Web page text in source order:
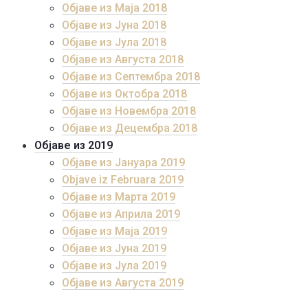
Објаве из Маја 2018
Објаве из Јуна 2018
Објаве из Јула 2018
Објаве из Августа 2018
Објаве из Септембра 2018
Објаве из Октобра 2018
Објаве из Новембра 2018
Објаве из Децембра 2018
Објаве из 2019
Објаве из Јануара 2019
Objave iz Februara 2019
Објаве из Марта 2019
Објаве из Априла 2019
Објаве из Маја 2019
Објаве из Јуна 2019
Објаве из Јула 2019
Објаве из Августа 2019